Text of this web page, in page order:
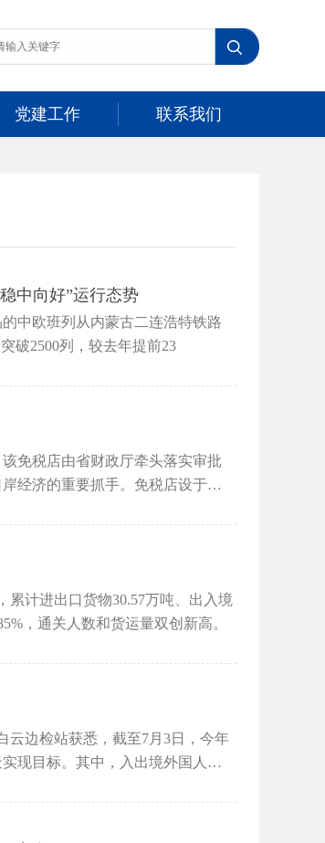
党建工作 联系我们
中向好”运行态势
中欧班列从内蒙古二连浩特铁路
破2500列，较去年提前23
免税店由省财政厅牵头落实审批
经济的重要抓手。免税店设于中
累计进出口货物30.57万吨、出入境
，通关人数和货运量双创新高。
云边检站获悉，截至7月3日，今年
现目标。其中，入出境外国人超